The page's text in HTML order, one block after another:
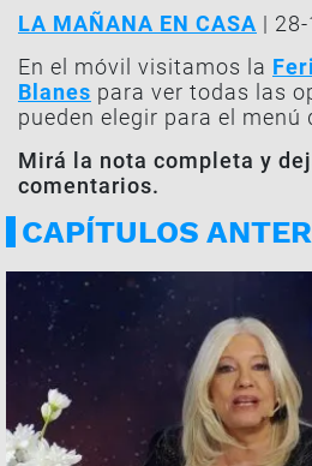
LA MAÑANA EN CASA |
En el móvil visitamos la
Blanes para ver todas las
pueden elegir para el menú
Mirá la nota completa y
comentarios.
CAPÍTULOS